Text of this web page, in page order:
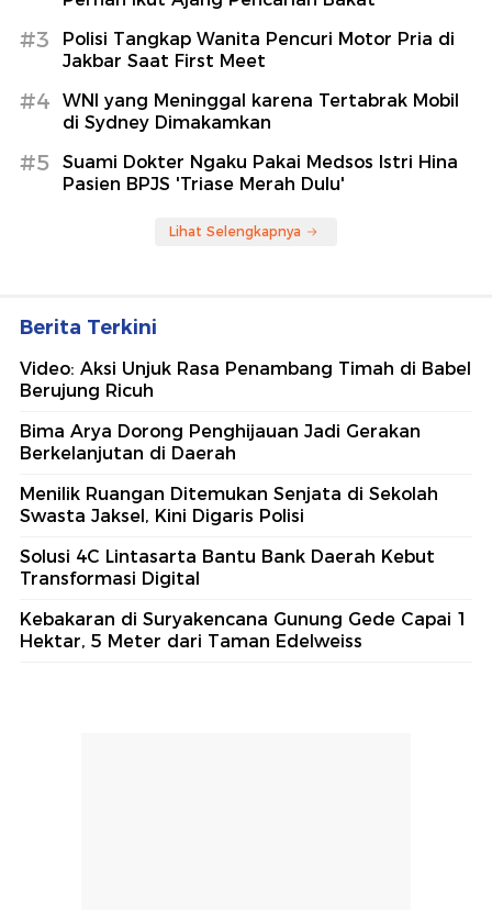
#3
Polisi Tangkap Wanita Pencuri Motor Pria di
Jakbar Saat First Meet
#4
WNI yang Meninggal karena Tertabrak Mobil
di Sydney Dimakamkan
#5
Suami Dokter Ngaku Pakai Medsos Istri Hina
Pasien BPJS 'Triase Merah Dulu'
Lihat Selengkapnya
Berita Terkini
Video: Aksi Unjuk Rasa Penambang Timah di Babel
Berujung Ricuh
Bima Arya Dorong Penghijauan Jadi Gerakan
Berkelanjutan di Daerah
Menilik Ruangan Ditemukan Senjata di Sekolah
Swasta Jaksel, Kini Digaris Polisi
Solusi 4C Lintasarta Bantu Bank Daerah Kebut
Transformasi Digital
Kebakaran di Suryakencana Gunung Gede Capai 1
Hektar, 5 Meter dari Taman Edelweiss